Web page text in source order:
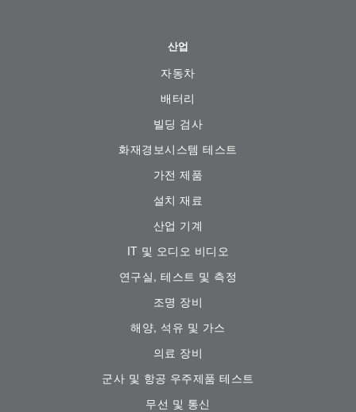
산업
자동차
배터리
빌딩 검사
화재경보시스템 테스트
가전 ​​제품
설치 재료
산업 기계
IT 및 오디오 비디오
연구실, 테스트 및 측정
조명 장비
해양, 석유 및 가스
의료 장비
군사 및 항공 우주제품 테스트
무선 및 통신